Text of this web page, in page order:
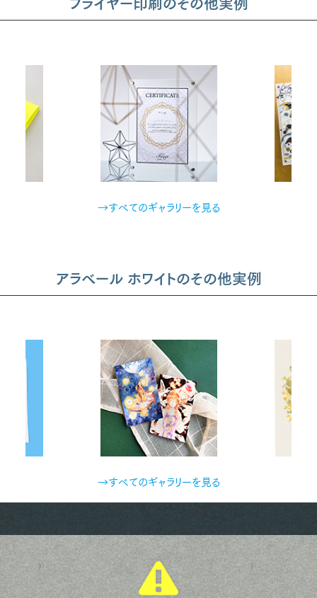
フライヤー印刷のその他実例
→すべてのギャラリーを見る
アラベール ホワイトのその他実例
→すべてのギャラリーを見る